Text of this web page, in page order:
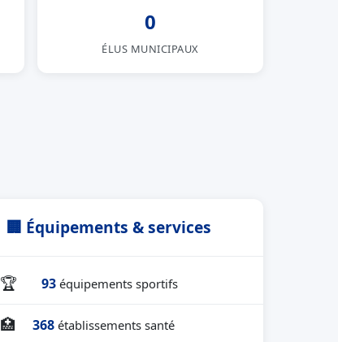
0
ÉLUS MUNICIPAUX
🏢 Équipements & services
🏆 93 équipements sportifs
🏥 368 établissements santé